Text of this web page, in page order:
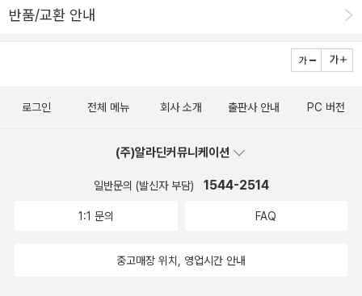
매고 선물로 줘 볼까 하는.. ^^;;
반품/교환 안내
로그인 전체 메뉴 회사 소개 출판사 안내 PC 버전
(주)알라딘커뮤니케이션
일반문의 (발신자 부담) 1544-2514
1:1 문의 FAQ
중고매장 위치, 영업시간 안내